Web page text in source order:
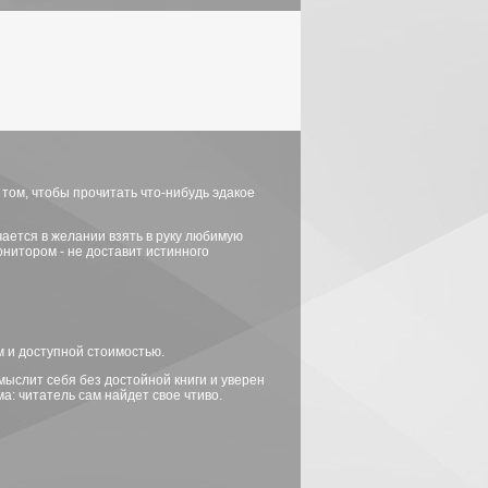
чтобы прочитать что-нибудь эдакое
в желании взять в руку любимую
- не доставит истинного
и доступной стоимостью.
себя без достойной книги и уверен
читатель сам найдет свое чтиво.